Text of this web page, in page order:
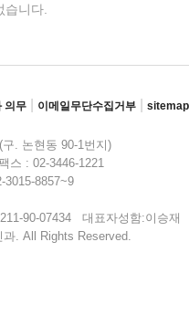
습니다.
의무 이메일무단수집거부 sitemap
. 논현동 90-1번지)
스 : 02-3446-1221
3015-8857~9
90-07434 대표자성함:이승재
. All Rights Reserved.